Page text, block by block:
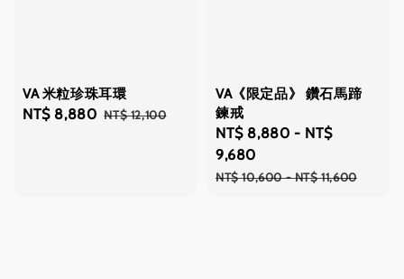
VA 米粒珍珠耳環
Sale
NT$ 8,880 Regular
NT$ 12,100
VA《限定品》 鑽石馬蹄
鍊戒
Sale
price
NT$ 8,880 - NT$
9,680
Regular
NT$ 10,600-NT$ 11,600